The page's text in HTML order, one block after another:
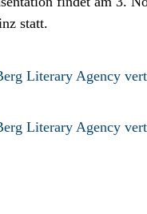
statt.
Literary Agency
Literary Agency